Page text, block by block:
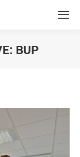
BUP